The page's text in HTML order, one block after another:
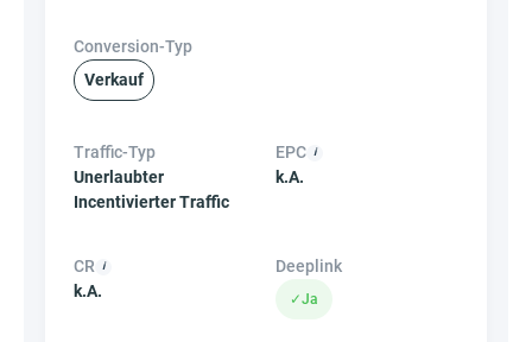
Conversion-Typ
Verkauf
Traffic-Typ
Unerlaubter
Incentivierter Traffic
EPC
k.A.
CR
k.A.
Deeplink
✓Ja